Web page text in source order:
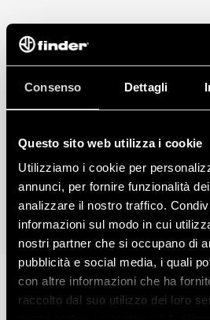
Consenso Dettagli
Questo sito web utilizza i cookie
Utilizziamo i cookie per
annunci, per fornire funzionalità
analizzare il nostro traffico.
informazioni sul modo in cui
nostri partner che si occupano di
pubblicità e social media, i quali
con altre informazioni che ha
raccolto dal suo utilizzo dei loro